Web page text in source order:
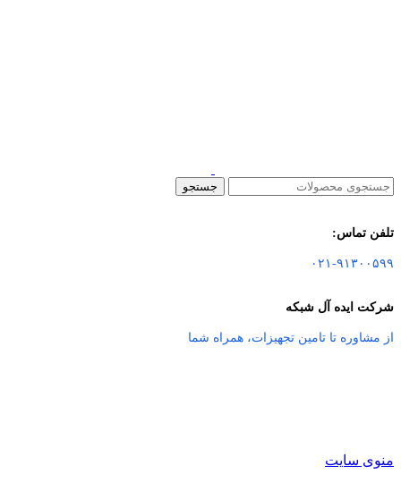
جستجو
تلفن تماس:
۰۲۱-۹۱۳۰۰۵۹۹
شرکت ایده آل شبکه
از مشاوره تا تامین تجهیزات، همراه شما
منوی سایت